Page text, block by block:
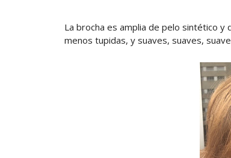
La brocha es amplia de pelo sintético
menos tupidas, y suaves, suaves,